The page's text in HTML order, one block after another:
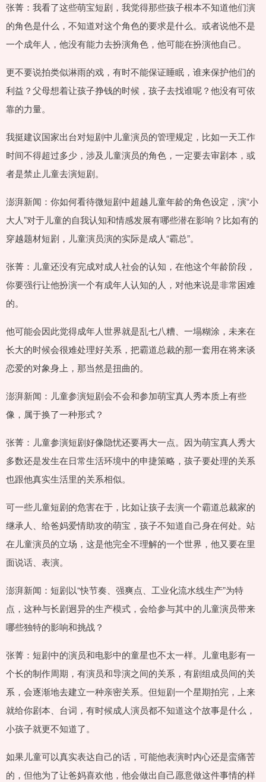
张菁：我看了这些萌宝短剧，我觉得那些孩子根本不知道他们演
的角色是什么，不知道对这个角色的要求是什么。或者说他不是
一个成年人，他没有能力去扮演角色，他可能在扮演他自己。
更不要说拍类似淋雨的戏，有时不能保证睡眠，谁来保护他们的
利益？父母想着让孩子挣钱的时候，孩子去找谁呢？他没有可依
靠的力量。
我挺建议国家出台对短剧中儿童演员的管理规定，比如一天工作
时间不得超过多少，涉及儿童演员的角色，一定要去审剧本，或
者是禁止儿童去演短剧。
澎湃新闻：你如何看待微短剧中超越儿童年龄的角色设定，演“小
大人”对于儿童的自我认知和情感发展有哪些潜在影响？比如有的
穿越题材短剧，儿童演员演的实际是成人“霸总”。
张菁：儿童还没有完成对成人社会的认知，在他这个年龄阶段，
你要强行让他扮演一个有成年人认知的人，对他来说是非常困难
的。
他可能会因此觉得成年人世界就是乱七八糟、一塌糊涂，未来在
长大的时候会很难处理好关系，把霸道总裁的那一套用在将来谈
恋爱的对象身上，那当然是扭曲的。
澎湃新闻：儿童参演短剧会不会和参加萌宝真人秀本质上有些
像，属于换了一种形式？
张菁：儿童参演短剧好像隐忧还要再大一点。因为萌宝真人秀大
多数还是发生在日常生活环境中的申捷策略，孩子要处理的关系
也跟他真实生活里的关系相似。
可一些儿童短剧的危害在于，比如让孩子去演一个霸道总裁家的
继承人、给爸妈爱情助攻的萌宝，孩子不知道自己身在何处。站
在儿童演员的立场，这是他完全不理解的一个世界，他又要在里
面说话、表演。
澎湃新闻：短剧以“快节奏、强爽点、工业化流水线生产”为特
点，这种与长剧迥异的生产模式，会给参与其中的儿童演员带来
哪些独特的影响和挑战？
张菁：短剧中的演员和电影中的童星也不太一样。儿童电影有一
个长的制作周期，有演员和导演之间的关系，有剧组成员间的关
系，会逐渐地去建立一种亲密关系。但短剧一个星期拍完，上来
就给你剧本、台词，有时候成人演员都不知道这个故事是什么，
小孩子就更不知道了。
如果儿童可以真实表达自己的话，可能他表演时内心还是蛮痛苦
的，但他为了让爸妈喜欢他，他会做出自己愿意做这件事情的样